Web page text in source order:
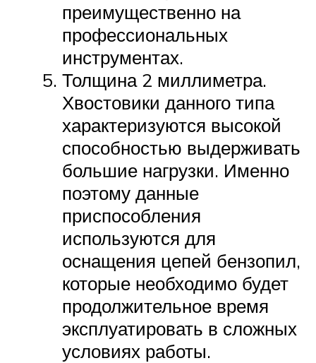
преимущественно на
профессиональных
инструментах.
Толщина 2 миллиметра.
Хвостовики данного типа
характеризуются высокой
способностью выдерживать
большие нагрузки. Именно
поэтому данные
приспособления
используются для
оснащения цепей бензопил,
которые необходимо будет
продолжительное время
эксплуатировать в сложных
условиях работы.